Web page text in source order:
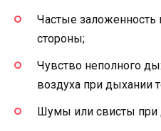
Частые заложенность
стороны;
Чувство неполного
воздуха при дыхании
Шумы или свисты при